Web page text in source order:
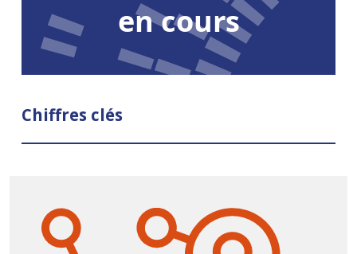
en cours
Chiffres clés